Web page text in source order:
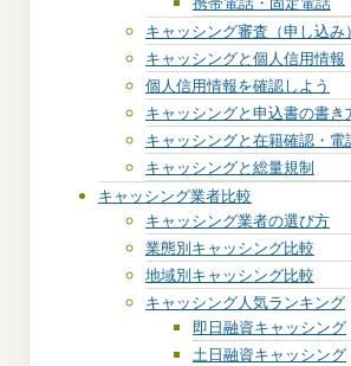
キャッシング審査（申し込み
キャッシングと個人信用情報
個人信用情報を確認しよう
キャッシングと申込書の書き
キャッシングと在籍確認・電
キャッシングと総量規制
キャッシング業者比較
キャッシング業者の選び方
業態別キャッシング比較
地域別キャッシング比較
キャッシング人気ランキング
即日融資キャッシング
土日融資キャッシング